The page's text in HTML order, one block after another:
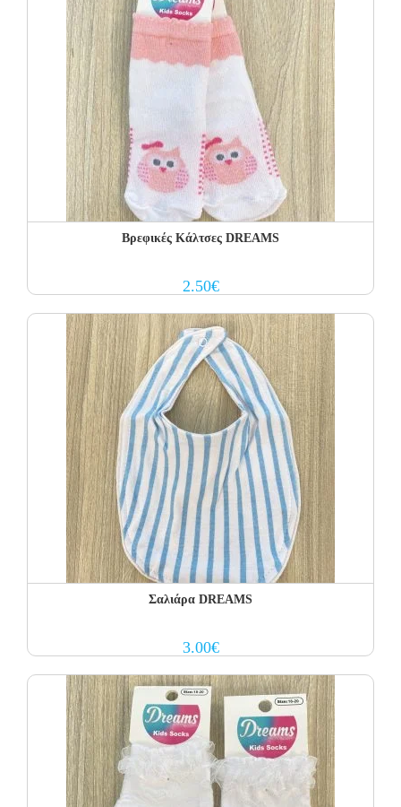
Βρεφικές Κάλτσες DREAMS
2.50€
Σαλιάρα DREAMS
3.00€